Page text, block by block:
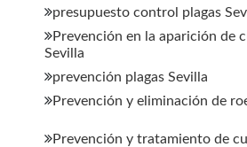
presupuesto control plagas
Prevención en la aparición de
Sevilla
prevención plagas Sevilla
Prevención y eliminación de
Prevención y tratamiento de